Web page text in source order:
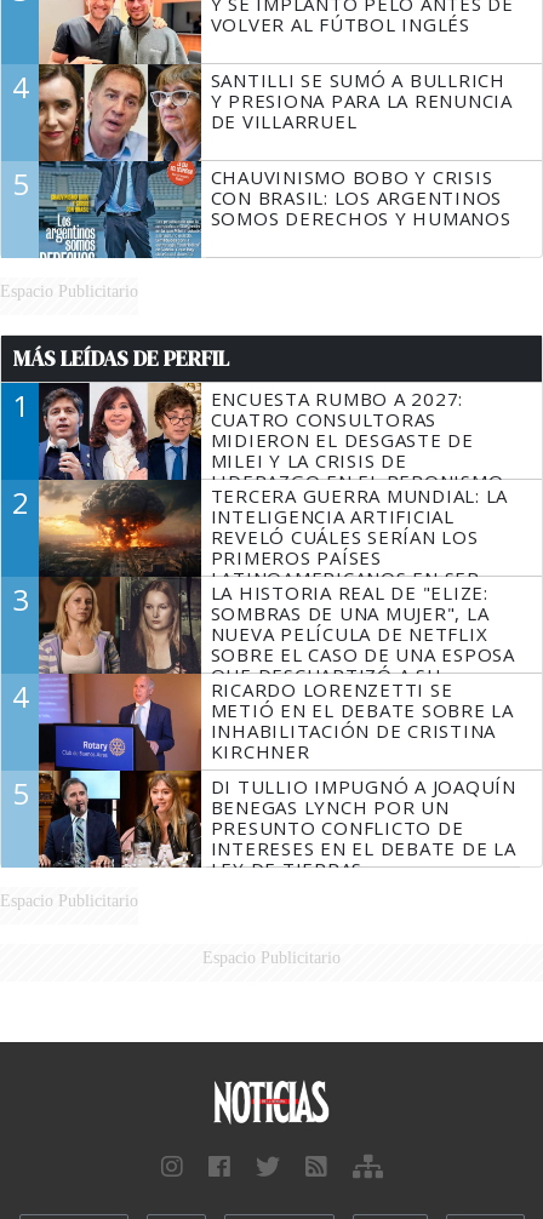
VOLVER AL FÚTBOL INGLÉS
4
SANTILLI SE SUMÓ A BULLRICH
Y PRESIONA PARA LA RENUNCIA
DE VILLARRUEL
5
CHAUVINISMO BOBO Y CRISIS
CON BRASIL: LOS ARGENTINOS
SOMOS DERECHOS Y HUMANOS
Espacio Publicitario
MÁS LEÍDAS DE PERFIL
1
ENCUESTA RUMBO A 2027:
CUATRO CONSULTORAS
MIDIERON EL DESGASTE DE
MILEI Y LA CRISIS DE
LIDERAZGO EN EL PERONISMO
2
TERCERA GUERRA MUNDIAL: LA
INTELIGENCIA ARTIFICIAL
REVELÓ CUÁLES SERÍAN LOS
PRIMEROS PAÍSES
LATINOAMERICANOS EN SER
DERROTADOS
3
LA HISTORIA REAL DE "ELIZE:
SOMBRAS DE UNA MUJER", LA
NUEVA PELÍCULA DE NETFLIX
SOBRE EL CASO DE UNA ESPOSA
QUE DESCUARTIZÓ A SU
MARIDO
4
RICARDO LORENZETTI SE
METIÓ EN EL DEBATE SOBRE LA
INHABILITACIÓN DE CRISTINA
KIRCHNER
5
DI TULLIO IMPUGNÓ A JOAQUÍN
BENEGAS LYNCH POR UN
PRESUNTO CONFLICTO DE
INTERESES EN EL DEBATE DE LA
LEY DE TIERRAS
Espacio Publicitario
Espacio Publicitario